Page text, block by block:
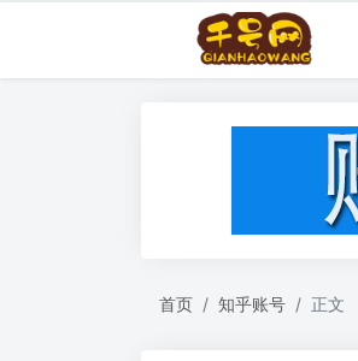
首页 知乎账号 正文